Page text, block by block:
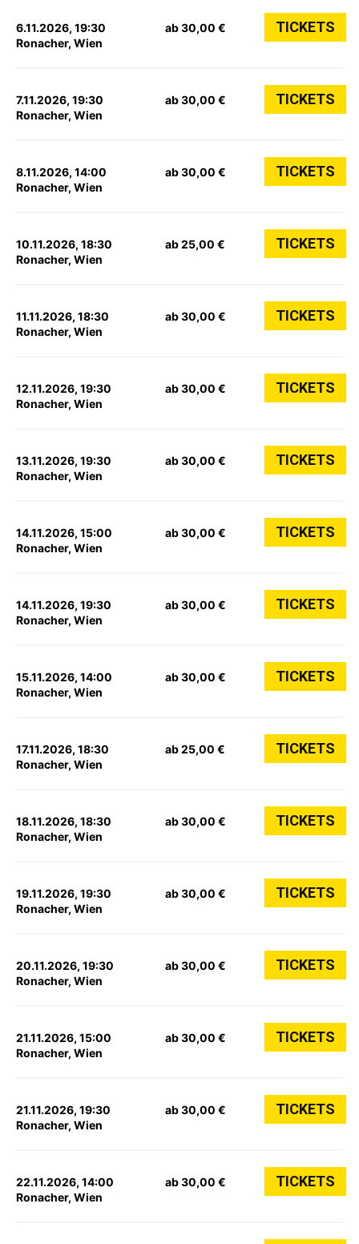
6.11.2026, 19:30
Ronacher, Wien
ab 30,00 € TICKETS
7.11.2026, 19:30
Ronacher, Wien
ab 30,00 € TICKETS
8.11.2026, 14:00
Ronacher, Wien
ab 30,00 € TICKETS
10.11.2026, 18:30
Ronacher, Wien
ab 25,00 € TICKETS
11.11.2026, 18:30
Ronacher, Wien
ab 30,00 € TICKETS
12.11.2026, 19:30
Ronacher, Wien
ab 30,00 € TICKETS
13.11.2026, 19:30
Ronacher, Wien
ab 30,00 € TICKETS
14.11.2026, 15:00
Ronacher, Wien
ab 30,00 € TICKETS
14.11.2026, 19:30
Ronacher, Wien
ab 30,00 € TICKETS
15.11.2026, 14:00
Ronacher, Wien
ab 30,00 € TICKETS
17.11.2026, 18:30
Ronacher, Wien
ab 25,00 € TICKETS
18.11.2026, 18:30
Ronacher, Wien
ab 30,00 € TICKETS
19.11.2026, 19:30
Ronacher, Wien
ab 30,00 € TICKETS
20.11.2026, 19:30
Ronacher, Wien
ab 30,00 € TICKETS
21.11.2026, 15:00
Ronacher, Wien
ab 30,00 € TICKETS
21.11.2026, 19:30
Ronacher, Wien
ab 30,00 € TICKETS
22.11.2026, 14:00
Ronacher, Wien
ab 30,00 € TICKETS